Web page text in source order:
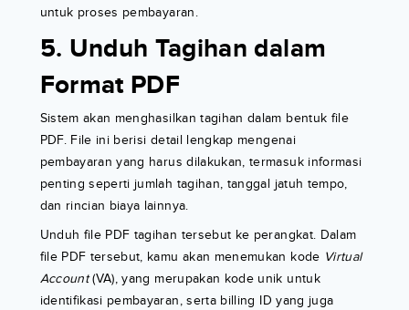
untuk proses pembayaran.
5. Unduh Tagihan dalam
Format PDF
Sistem akan menghasilkan tagihan dalam bentuk file
PDF. File ini berisi detail lengkap mengenai
pembayaran yang harus dilakukan, termasuk informasi
penting seperti jumlah tagihan, tanggal jatuh tempo,
dan rincian biaya lainnya.
Unduh file PDF tagihan tersebut ke perangkat. Dalam
file PDF tersebut, kamu akan menemukan kode Virtual
Account(VA), yang merupakan kode unik untuk
identifikasi pembayaran, serta billing ID yang juga